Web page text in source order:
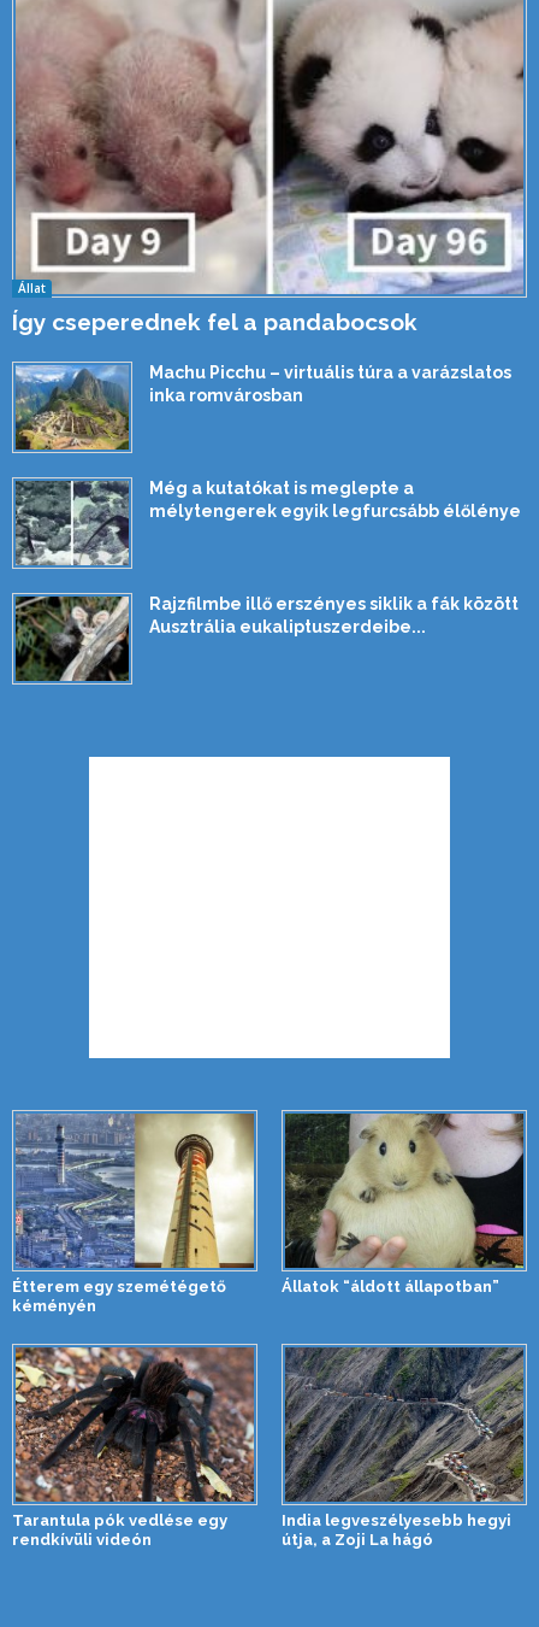
Állat
Így cseperednek fel a pandabocsok
Machu Picchu – virtuális túra a varázslatos
inka romvárosban
Még a kutatókat is meglepte a
mélytengerek egyik legfurcsább élőlénye
Rajzfilmbe illő erszényes siklik a fák között
Ausztrália eukaliptuszerdeibe...
Étterem egy szemétégető
kéményén
Állatok “áldott állapotban”
Tarantula pók vedlése egy
rendkívüli videón
India legveszélyesebb hegyi
útja, a Zoji La hágó